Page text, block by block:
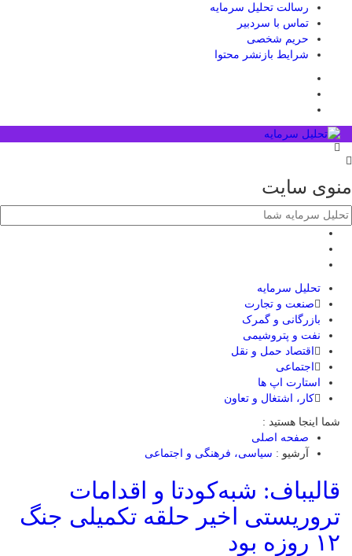
رسالت تحلیل سرمایه
تماس با سردبیر
حریم شخصی
شرایط بازنشر محتوا
منوی سایت
تحلیل‌ سرمایه
صنعت و تجارت
بازرگانی و گمرک
نفت و پتروشیمی
اقتصاد حمل و نقل
اجتماعی
استارت اپ ها
کار، اشتغال و تعاون
شما اینجا هستید :
صفحه اصلی
آرشیو : سیاسی، فرهنگی و اجتماعی
قالیباف: شبه‌کودتا و اقدامات
تروریستی اخیر حلقه تکمیلی جنگ
۱۲ روزه بود